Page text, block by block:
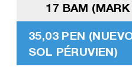
17 BAM
35,03 PEN
SOL PÉRUVIEN)